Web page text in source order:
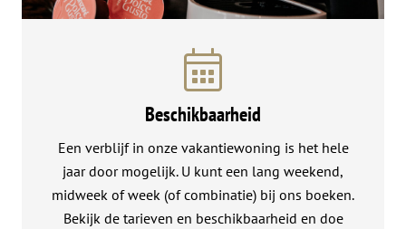
Beschikbaarheid
Een verblijf in onze vakantiewoning is het hele
jaar door mogelijk. U kunt een lang weekend,
midweek of week (of combinatie) bij ons boeken.
Bekijk de tarieven en beschikbaarheid en doe